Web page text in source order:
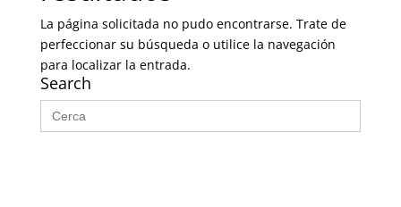
La página solicitada no pudo encontrarse. Trate de
perfeccionar su búsqueda o utilice la navegación
para localizar la entrada.
Search
Buscar: